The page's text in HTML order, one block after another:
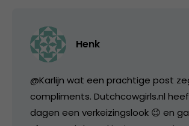
Henk
@Karlijn wat een prachtige post
compliments. Dutchcowgirls.nl
dagen een verkeizingslook 😉 en